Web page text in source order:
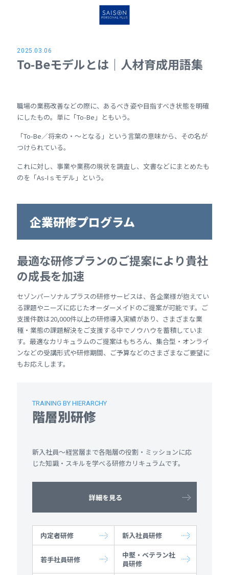
2025.03.06
To-Beモデルとは｜人材育成用語集
職場の業務改善などの際に、あるべき姿や目指すべき状態を明確
にしたもの。単に「To-Be」ともいう。
「To-Be／将来の・～となる」という言葉の意味から、その名が
つけられている。
これに対し、事業や業務の現状を調査し、文書などにまとめたも
のを「As-Iｓモデル」という。
企業研修プログラム
最適な研修プランのご提案により貴社
の成長を加速
セゾンパーソナルプラスの研修サービスは、各企業様が抱えてい
る課題やニーズに応じたオーダーメイドのご提案が可能です。ご
支援件数は20,000件以上の研修導入実績があり、さまざまな業
種・業態の課題解決をご支援する中でノウハウを蓄積していま
す。最適なカリキュラムのご提案はもちろん、集合型・オンライ
ンなどの受講形式や研修期間、ご予算などのさまざまなご要望に
もお応えします。
TRAINING BY HIERARCHY
階層別研修
新入社員～経営層まで各階層の役割・ミッションに応
じた知識・スキルを学べる研修カリキュラムです。
詳細を見る
内定者研修 新入社員研修
若手社員研修
中堅・ベテラン社
員研修